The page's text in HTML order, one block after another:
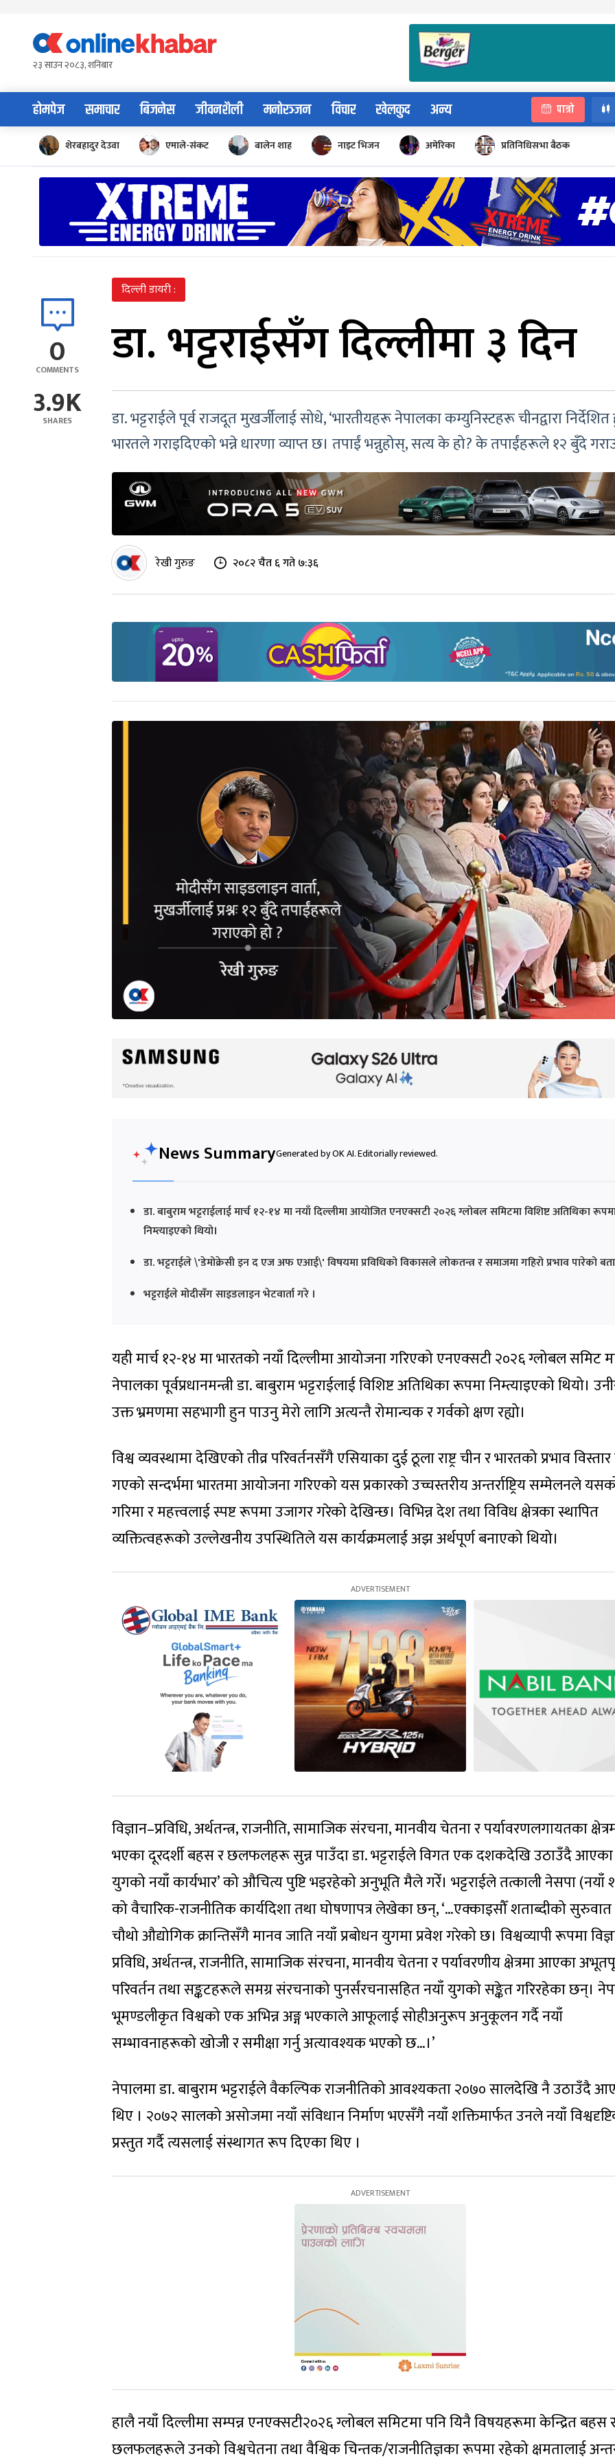
content२३ साउन २०८३, शनिबार
होमपेज समाचार बिजनेस जीवनशैली मनोरञ्जन विचार खेलकुद अन्य पात्रो
शेरबहादुर देउवा एमाले-संकट बालेन शाह नाइट भिजन अमेरिका प्रतिनिधिसभा बैठक
0
COMMENTS
3.9K
SHARES
दिल्ली डायरी :
डा. भट्टराईसँग दिल्लीमा ३ दिन
डा. भट्टराईले पूर्व राजदूत मुखर्जीलाई सोधे, ‘भारतीयहरू नेपालका कम्युनिस्टहरू चीनद्वारा
भारतले गराइदिएको भन्ने धारणा व्याप्त छ। तपाईं भन्नुहोस्, सत्य के हो? के तपाईंहरूले १२ बुँदे
रेखी गुरुङ २०८२ चैत ६ गते ७:३६
News SummaryGenerated by OK AI. Editorially reviewed.
डा. बाबुराम भट्टराईलाई मार्च १२-१४ मा नयाँ दिल्लीमा आयोजित एनएक्सटी २०२६ ग्लोबल समिटमा विशिष्ट अतिथिका
निम्त्याइएको थियो।
डा. भट्टराईले \'डेमोक्रेसी इन द एज अफ एआई\' विषयमा प्रविधिको विकासले लोकतन्त्र र समाजमा गहिरो प्रभाव पारेको
भट्टराईले मोदीसँग साइडलाइन भेटवार्ता गरे ।
यही मार्च १२-१४ मा भारतको नयाँ दिल्लीमा आयोजना गरिएको एनएक्सटी २०२६ ग्लोबल समिट
नेपालका पूर्वप्रधानमन्त्री डा. बाबुराम भट्टराईलाई विशिष्ट अतिथिका रूपमा निम्त्याइएको थियो।
उक्त भ्रमणमा सहभागी हुन पाउनु मेरो लागि अत्यन्तै रोमान्चक र गर्वको क्षण रह्यो।
विश्व व्यवस्थामा देखिएको तीव्र परिवर्तनसँगै एसियाका दुई ठूला राष्ट्र चीन र भारतको प्रभाव
गएको सन्दर्भमा भारतमा आयोजना गरिएको यस प्रकारको उच्चस्तरीय अन्तर्राष्ट्रिय सम्मेलनले
गरिमा र महत्त्वलाई स्पष्ट रूपमा उजागर गरेको देखिन्छ। विभिन्न देश तथा विविध क्षेत्रका स्थापित
व्यक्तित्वहरूको उल्लेखनीय उपस्थितिले यस कार्यक्रमलाई अझ अर्थपूर्ण बनाएको थियो।
विज्ञान–प्रविधि, अर्थतन्त्र, राजनीति, सामाजिक संरचना, मानवीय चेतना र पर्यावरणलगायतका
भएका दूरदर्शी बहस र छलफलहरू सुन्न पाउँदा डा. भट्टराईले विगत एक दशकदेखि उठाउँदै आएका
युगको नयाँ कार्यभार’ को औचित्य पुष्टि भइरहेको अनुभूति मैले गरेँ। भट्टराईले तत्काली नेसपा (नयाँ
को वैचारिक-राजनीतिक कार्यदिशा तथा घोषणापत्र लेखेका छन्, ‘…एक्काइसौँ शताब्दीको सुरुवात
चौथो औद्योगिक क्रान्तिसँगै मानव जाति नयाँ प्रबोधन युगमा प्रवेश गरेको छ। विश्वव्यापी रूपमा
प्रविधि, अर्थतन्त्र, राजनीति, सामाजिक संरचना, मानवीय चेतना र पर्यावरणीय क्षेत्रमा आएका
परिवर्तन तथा सङ्कटहरूले समग्र संरचनाको पुनर्संरचनासहित नयाँ युगको सङ्केत गरिरहेका छन्।
भूमण्डलीकृत विश्वको एक अभिन्न अङ्ग भएकाले आफूलाई सोहीअनुरूप अनुकूलन गर्दै नयाँ
सम्भावनाहरूको खोजी र समीक्षा गर्नु अत्यावश्यक भएको छ…।’
नेपालमा डा. बाबुराम भट्टराईले वैकल्पिक राजनीतिको आवश्यकता २०७० सालदेखि नै उठाउँदै
थिए । २०७२ सालको असोजमा नयाँ संविधान निर्माण भएसँगै नयाँ शक्तिमार्फत उनले नयाँ
प्रस्तुत गर्दै त्यसलाई संस्थागत रूप दिएका थिए ।
हालै नयाँ दिल्लीमा सम्पन्न एनएक्सटी२०२६ ग्लोबल समिटमा पनि यिनै विषयहरूमा केन्द्रित बहस
छलफलहरूले उनको विश्वचेतना तथा वैश्विक चिन्तक/राजनीतिज्ञका रूपमा रहेको क्षमतालाई